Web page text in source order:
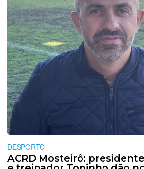
DESPORTO
ACRD Mosteirô: